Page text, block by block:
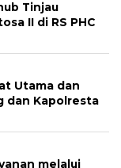
Tinjau
II di RS PHC
Utama dan
dan Kapolresta
melalui